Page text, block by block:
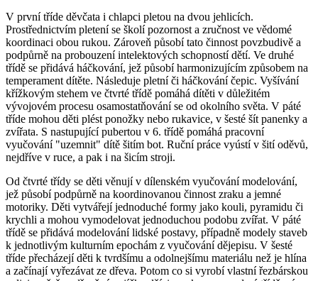
V první tříde děvčata i chlapci pletou na dvou jehlicích.
Prostřednictvím pletení se školí pozornost a zručnost ve vědomé
koordinaci obou rukou. Zároveň působí tato činnost povzbudivě a
podpůrně na probouzení intelektových schopností dětí. Ve druhé
třídě se přidává háčkování, jež působí harmonizujícím způsobem na
temperament dítěte. Následuje pletní či háčkování čepic. Vyšívání
křížkovým stehem ve čtvrté třídě pomáhá dítěti v důležitém
vývojovém procesu osamostatňování se od okolního světa. V páté
tříde mohou děti plést ponožky nebo rukavice, v šesté šít panenky a
zvířata. S nastupující pubertou v 6. třídě pomáhá pracovní
vyučování "uzemnit" dítě šitím bot. Ruční práce vyústí v šití oděvů,
nejdříve v ruce, a pak i na šicím stroji.
Od čtvrté třídy se děti věnují v dílenském vyučování modelování,
jež působí podpůrně na koordinovanou činnost zraku a jemné
motoriky. Děti vytvářejí jednoduché formy jako kouli, pyramidu či
krychli a mohou vymodelovat jednoduchou podobu zvířat. V páté
třídě se přidává modelování lidské postavy, případně modely staveb
k jednotlivým kulturním epochám z vyučování dějepisu. V šesté
tříde přecházejí děti k tvrdšímu a odolnejšímu materiálu než je hlína
a začínají vyřezávat ze dřeva. Potom co si vyrobí vlastní řezbárskou